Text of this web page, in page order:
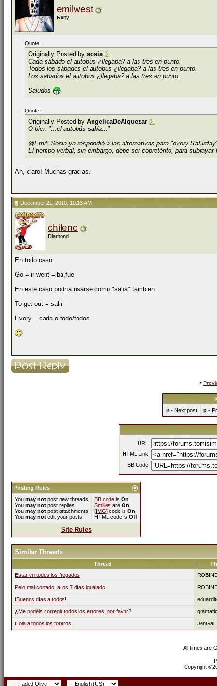
emilwest
Ruby
Quote:
Originally Posted by sosia
Cada sábado el autobus ¿llegaba? a las tres en punto.
Todos los sábados el autobus ¿llegaba? a las tres en punto.
Los sábados el autobus ¿llegaba? a las tres en punto.
Saludos
Quote:
Originally Posted by AngelicaDeAlquezar
O bien "...el autobús salía..."
@Emil: Sosia ya respondió a las alternativas para "every
El tiempo verbal, sin embargo, debe ser copretérito, para
Ah, claro! Muchas gracias.
December 21, 2010, 10:13 AM
chileno
Diamond
En todo caso.
Go = ir went =iba,fue
En este caso podría usarse como "salía" también.
To get out = salir
Every = cada o todo/todos
«
n - Next post p-
URL:
HTML Link:
BB Code:
Posting Rules
You may not post new threads
You may not post replies
You may not post attachments
You may not edit your posts
BB code is On
Smilies are On
[IMG] code is On
HTML code is Off
Site Rules
Similar Threads
Thread
Estar en todos los fregados
Pelo mal cortado, a los 7 días igualado
íBuenos días a todos!
¿Me podéis corregir todos los errores, por favor?
Hola a todos los foreros JenGal
All times are
Copyright